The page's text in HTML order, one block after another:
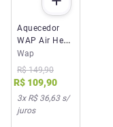
Aquecedor
WAP Air Heat
3 em 1
2000W 220V
Wap
R$ 149,90
R$ 109,90
3x R$ 36,63s/
juros